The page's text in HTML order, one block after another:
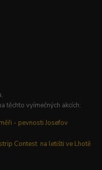
těchto vyímečných akcích:
- pevnosti Josefov
Contest na letišti ve Lhotě